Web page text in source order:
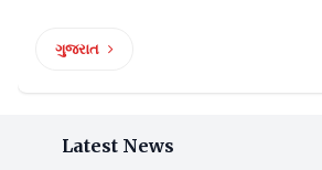
ગુજરાત
Latest News